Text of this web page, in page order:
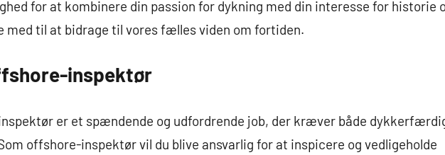
for at kombinere din passion for dykning med din interesse for historie
med til at bidrage til vores fælles viden om fortiden.
inspektør
er et spændende og udfordrende job, der kræver både
offshore-inspektør vil du blive ansvarlig for at inspicere og vedligeholde